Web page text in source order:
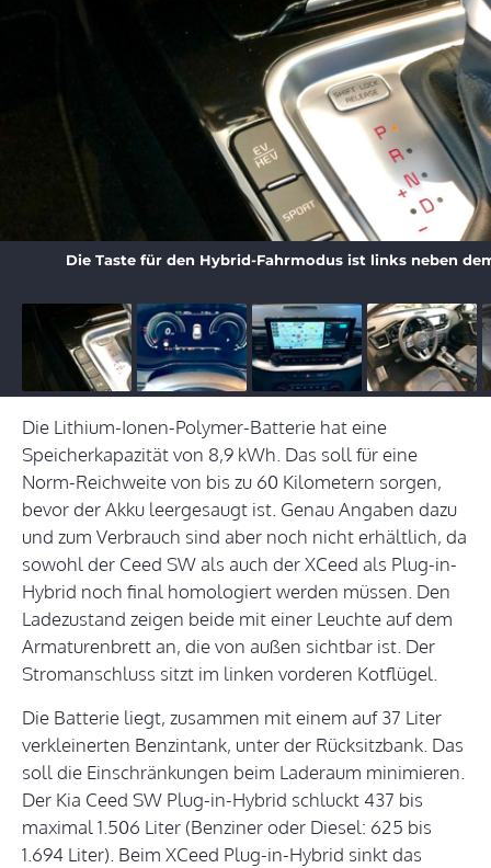
Die Taste für den Hybrid-Fahrmodus ist links neben
Die Lithium-Ionen-Polymer-Batterie hat eine
Speicherkapazität von 8,9 kWh. Das soll für eine
Norm-Reichweite von bis zu 60 Kilometern sorgen,
bevor der Akku leergesaugt ist. Genau Angaben dazu
und zum Verbrauch sind aber noch nicht erhältlich, da
sowohl der Ceed SW als auch der XCeed als Plug-in-
Hybrid noch final homologiert werden müssen. Den
Ladezustand zeigen beide mit einer Leuchte auf dem
Armaturenbrett an, die von außen sichtbar ist. Der
Stromanschluss sitzt im linken vorderen Kotflügel.
Die Batterie liegt, zusammen mit einem auf 37 Liter
verkleinerten Benzintank, unter der Rücksitzbank. Das
soll die Einschränkungen beim Laderaum minimieren.
Der Kia Ceed SW Plug-in-Hybrid schluckt 437 bis
maximal 1.506 Liter (Benziner oder Diesel: 625 bis
1.694 Liter). Beim XCeed Plug-in-Hybrid sinkt das